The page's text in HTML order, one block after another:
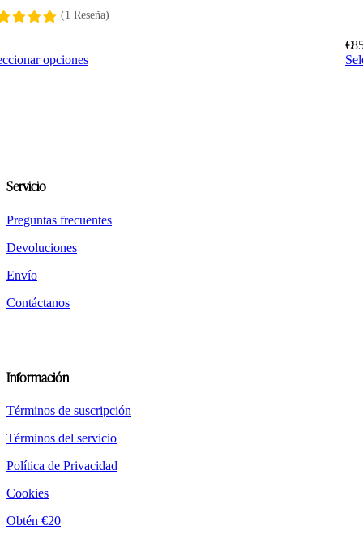
(1 Reseña)
opcionesEste
página
€
Servicio
Preguntas frecuentes
Devoluciones
Envío
Contáctanos
Información
Términos de suscripción
Términos del servicio
Política de Privacidad
Cookies
Obtén €20